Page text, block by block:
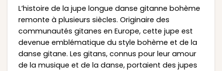
L’histoire de la jupe longue danse gitanne bohème
remonte à plusieurs siècles. Originaire des
communautés gitanes en Europe, cette jupe est
devenue emblématique du style bohème et de la
danse gitane. Les gitans, connus pour leur amour
de la musique et de la danse, portaient des jupes